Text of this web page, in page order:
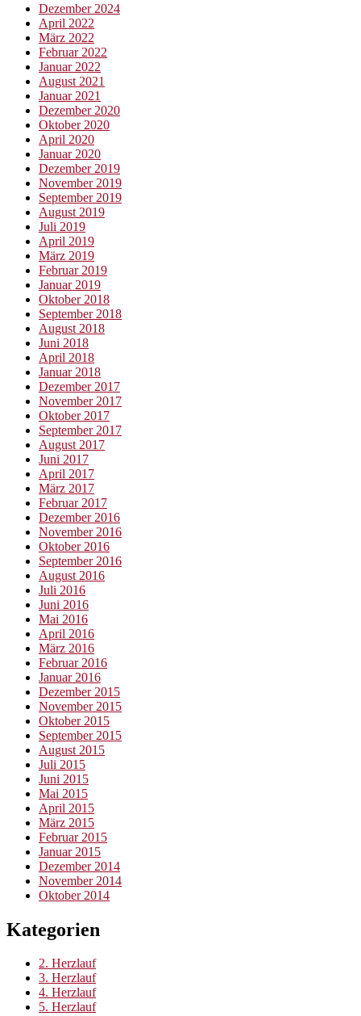
Dezember 2024
April 2022
März 2022
Februar 2022
Januar 2022
August 2021
Januar 2021
Dezember 2020
Oktober 2020
April 2020
Januar 2020
Dezember 2019
November 2019
September 2019
August 2019
Juli 2019
April 2019
März 2019
Februar 2019
Januar 2019
Oktober 2018
September 2018
August 2018
Juni 2018
April 2018
Januar 2018
Dezember 2017
November 2017
Oktober 2017
September 2017
August 2017
Juni 2017
April 2017
März 2017
Februar 2017
Dezember 2016
November 2016
Oktober 2016
September 2016
August 2016
Juli 2016
Juni 2016
Mai 2016
April 2016
März 2016
Februar 2016
Januar 2016
Dezember 2015
November 2015
Oktober 2015
September 2015
August 2015
Juli 2015
Juni 2015
Mai 2015
April 2015
März 2015
Februar 2015
Januar 2015
Dezember 2014
November 2014
Oktober 2014
Kategorien
2. Herzlauf
3. Herzlauf
4. Herzlauf
5. Herzlauf